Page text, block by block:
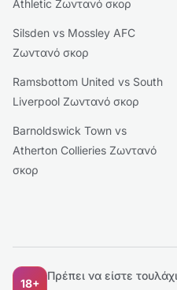
Athletic Ζωντανό σκορ
Silsden vs Mossley AFC
Ζωντανό σκορ
Ramsbottom United vs South
Liverpool Ζωντανό σκορ
Barnoldswick Town vs
Atherton Collieries Ζωντανό
σκορ
18+
Πρέπει να είστε